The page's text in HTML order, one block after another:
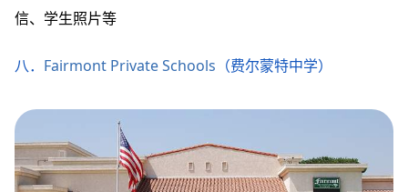
信、学生照片等
八． Fairmont Private Schools （费尔蒙特中学）